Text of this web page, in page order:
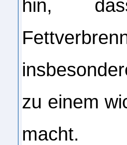
hin,
zu einem
macht.